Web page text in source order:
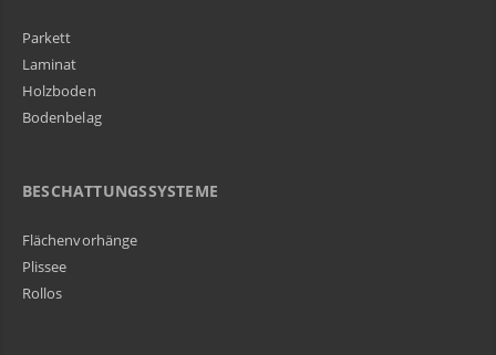
Parkett
Laminat
Holzboden
Bodenbelag
BESCHATTUNGSSYSTEME
Flächenvorhänge
Plissee
Rollos